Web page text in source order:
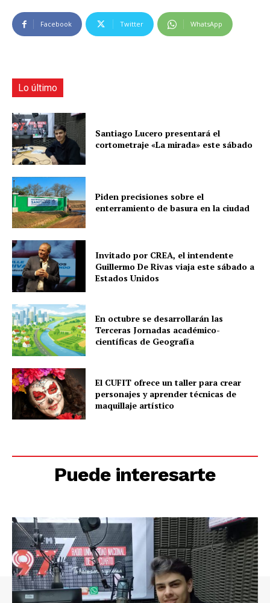
Facebook Twitter WhatsApp
Lo último
Santiago Lucero presentará el
cortometraje «La mirada» este sábado
Piden precisiones sobre el
enterramiento de basura en la ciudad
Invitado por CREA, el intendente
Guillermo De Rivas viaja este sábado a
Estados Unidos
En octubre se desarrollarán las
Terceras Jornadas académico-
científicas de Geografía
El CUFIT ofrece un taller para crear
personajes y aprender técnicas de
maquillaje artístico
Puede interesarte